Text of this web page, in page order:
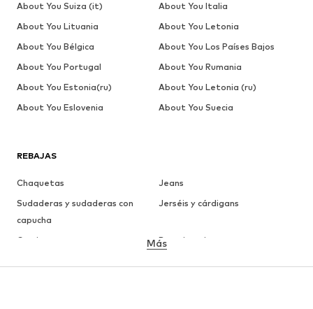
REBAJAS
Chaquetas
Jeans
Sudaderas y sudaderas con
capucha
Jerséis y cárdigans
Camisetas
Ropa interior
Más
About You Suiza (it)
About You Italia
About You Lituania
About You Letonia
About You Bélgica
About You Los Países Bajos
About You Portugal
About You Rumania
About You Estonia(ru)
About You Letonia (ru)
About You Eslovenia
About You Suecia